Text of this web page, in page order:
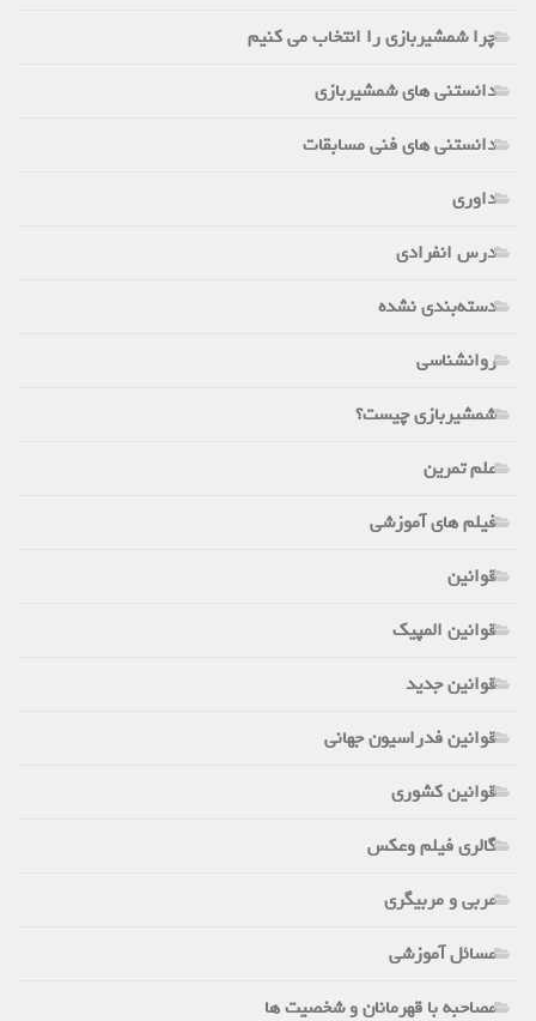
چرا شمشیربازی را انتخاب می کنیم
دانستنی های شمشیربازی
دانستنی های فنی مسابقات
داوری
درس انفرادی
دسته‌بندی نشده
روانشناسی
شمشیربازی چیست؟
علم تمرین
فیلم های آموزشی
قوانین
قوانین المپیک
قوانین جدید
قوانین فدراسیون جهانی
قوانین کشوری
گالری فیلم وعکس
مربی و مربیگری
مسائل آموزشی
مصاحبه با قهرمانان و شخصیت ها